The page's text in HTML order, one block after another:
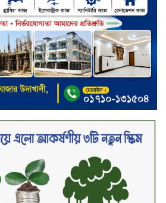
ব্যাংকিং খাত স্থিতিশীল করতে ১৮ মাসের
পরিকল্পনা কেন্দ্রীয় ব্যাংকের
কারখানার উৎপাদন কার্যক্রম সম্পূর্ণ বন্ধ,
জানাল এস আলম কোল্ড রোলড স্টিলস
দীর্ঘস্থায়ী ৭,৫০০ এমএএইচ ব্যাটারি
এবং শক্তিশালী গরিলা গ্লাস ৭আই সুরক্ষা
নিয়ে শাওমি উন্মোচন করল নতুন রেডমি
২০২৫-২৬ অর্থবছরে এনবিআরের রাজস্ব
আদায় ৪.১৫ লাখ কোটি টাকা